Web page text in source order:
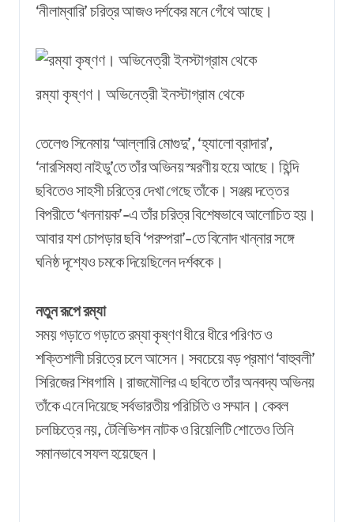
‘নীলাম্বারি’ চরিত্র আজও দর্শকের মনে গেঁথে আছে।
রম্যা কৃষ্ণণ। অভিনেত্রী ইনস্টাগ্রাম থেকে
তেলেগু সিনেমায় ‘আল্লারি মোগুদু’, ‘হ্যালো ব্রাদার’,
‘নারসিমহা নাইডু’তে তাঁর অভিনয় স্মরণীয় হয়ে আছে। হিন্দি
ছবিতেও সাহসী চরিত্রে দেখা গেছে তাঁকে। সঞ্জয় দত্তের
বিপরীতে ‘খলনায়ক’-এ তাঁর চরিত্র বিশেষভাবে আলোচিত হয়।
আবার যশ চোপড়ার ছবি ‘পরম্পরা’-তে বিনোদ খান্নার সঙ্গে
ঘনিষ্ঠ দৃশ্যেও চমকে দিয়েছিলেন দর্শককে।
নতুন রূপে রম্যা
সময় গড়াতে গড়াতে রম্যা কৃষ্ণণ ধীরে ধীরে পরিণত ও
শক্তিশালী চরিত্রে চলে আসেন। সবচেয়ে বড় প্রমাণ ‘বাহুবলী’
সিরিজের শিবগামি। রাজমৌলির এ ছবিতে তাঁর অনবদ্য অভিনয়
তাঁকে এনে দিয়েছে সর্বভারতীয় পরিচিতি ও সম্মান। কেবল
চলচ্চিত্রে নয়, টেলিভিশন নাটক ও রিয়েলিটি শোতেও তিনি
সমানভাবে সফল হয়েছেন।